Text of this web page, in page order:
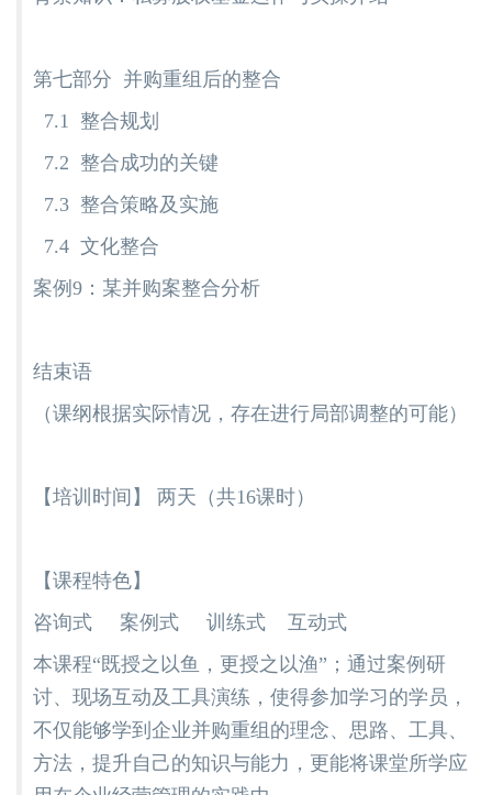
第七部分 并购重组后的整合
7.1 整合规划
7.2 整合成功的关键
7.3 整合策略及实施
7.4 文化整合
案例9：某并购案整合分析
结束语
（课纲根据实际情况，存在进行局部调整的可能）
【培训时间】 两天（共16课时）
【课程特色】
咨询式 案例式 训练式 互动式
本课程“既授之以鱼，更授之以渔”；通过案例研
讨、现场互动及工具演练，使得参加学习的学员，
不仅能够学到企业并购重组的理念、思路、工具、
方法，提升自己的知识与能力，更能将课堂所学应